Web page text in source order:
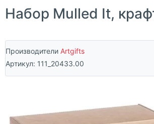
Набор Mulled It,
Производители Artgifts
Артикул: 111_20433.00